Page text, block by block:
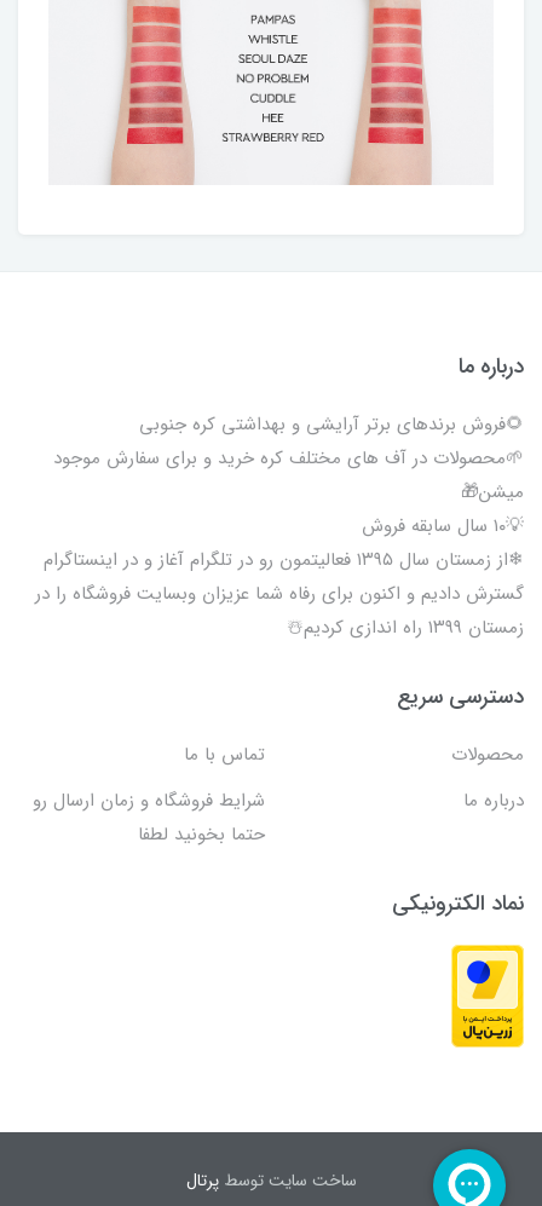
درباره ما
🌻فروش برندهای برتر آرایشی و بهداشتی کره جنوبی
🌱محصولات در آف های مختلف کره خرید و برای سفارش موجود
میشن🎁
💡۱۰ سال سابقه فروش
❄از زمستان سال ۱۳۹۵ فعالیتمون رو در تلگرام آغاز و در اینستاگرام
گسترش دادیم و اکنون برای رفاه شما عزیزان وبسایت فروشگاه را در
زمستان ۱۳۹۹ راه اندازی کردیم☃️
دسترسی سریع
محصولات
تماس با ما
درباره ما
شرایط فروشگاه و زمان ارسال رو
حتما بخونید لطفا
نماد الکترونیکی
ساخت سایت توسطپرتال